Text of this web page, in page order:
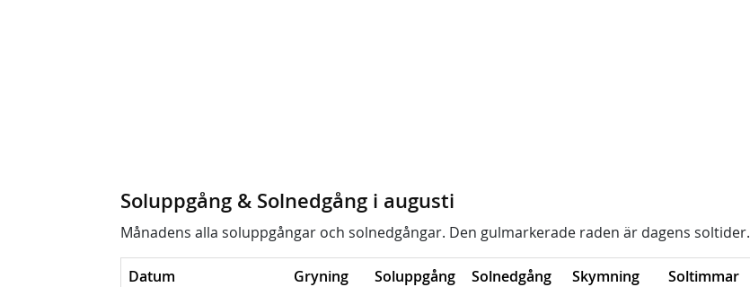
Soluppgång & Solnedgång i augusti
Månadens alla soluppgångar och solnedgångar. Den gulmarkerade raden är dagens soltider.
Datum Gryning Soluppgång Solnedgång Skymning
Soltimmar